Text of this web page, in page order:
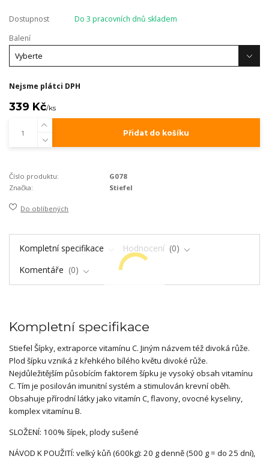
Dostupnost
Do 3 pracovních dnů skladem
Balení
Nejsme plátci DPH
339 Kč/ks
Přidat do košíku
Číslo produktu:
G078
Značka:
Stiefel
Do oblíbených
Kompletní specifikace Hodnocení
0
Komentáře
0
Kompletní specifikace
Stiefel Šípky, extraporce vitamínu C. Jiným názvem též divoká růže.
Plod šípku vzniká z křehkého bílého květu divoké růže.
Nejdůležitějším působícím faktorem šípku je vysoký obsah vitamínu
C. Tím je posilován imunitní systém a stimulován krevní oběh.
Obsahuje přírodní látky jako vitamín C, flavony, ovocné kyseliny,
komplex vitamínu B.
SLOŽENÍ: 100% šípek, plody sušené
NÁVOD K POUŽITÍ: velký kůň (600kg): 20 g denně (500 g = do 25 dní),